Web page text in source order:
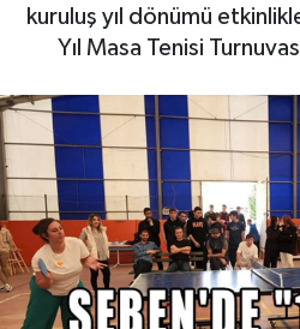
kuruluş yıl dönümü
Yıl Masa Tenisi